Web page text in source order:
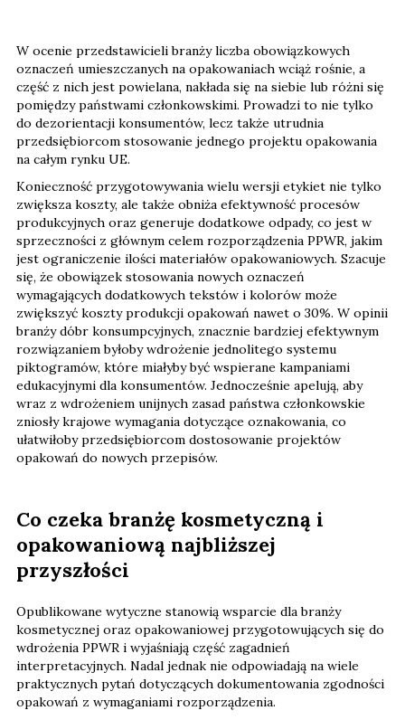
W ocenie przedstawicieli branży liczba obowiązkowych
oznaczeń umieszczanych na opakowaniach wciąż rośnie, a
część z nich jest powielana, nakłada się na siebie lub różni się
pomiędzy państwami członkowskimi. Prowadzi to nie tylko
do dezorientacji konsumentów, lecz także utrudnia
przedsiębiorcom stosowanie jednego projektu opakowania
na całym rynku UE.
Konieczność przygotowywania wielu wersji etykiet nie tylko
zwiększa koszty, ale także obniża efektywność procesów
produkcyjnych oraz generuje dodatkowe odpady, co jest w
sprzeczności z głównym celem rozporządzenia PPWR, jakim
jest ograniczenie ilości materiałów opakowaniowych. Szacuje
się, że obowiązek stosowania nowych oznaczeń
wymagających dodatkowych tekstów i kolorów może
zwiększyć koszty produkcji opakowań nawet o 30%. W opinii
branży dóbr konsumpcyjnych, znacznie bardziej efektywnym
rozwiązaniem byłoby wdrożenie jednolitego systemu
piktogramów, które miałyby być wspierane kampaniami
edukacyjnymi dla konsumentów. Jednocześnie apelują, aby
wraz z wdrożeniem unijnych zasad państwa członkowskie
zniosły krajowe wymagania dotyczące oznakowania, co
ułatwiłoby przedsiębiorcom dostosowanie projektów
opakowań do nowych przepisów.
Co czeka branżę kosmetyczną i
opakowaniową najbliższej
przyszłości
Opublikowane wytyczne stanowią wsparcie dla branży
kosmetycznej oraz opakowaniowej przygotowujących się do
wdrożenia PPWR i wyjaśniają część zagadnień
interpretacyjnych. Nadal jednak nie odpowiadają na wiele
praktycznych pytań dotyczących dokumentowania zgodności
opakowań z wymaganiami rozporządzenia.